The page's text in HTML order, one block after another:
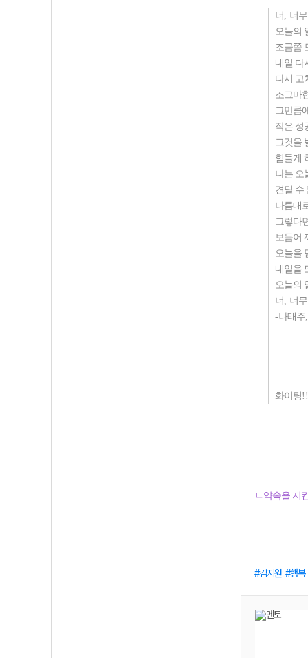
너
너
오늘의
조금쯤
내일 다
다시 고
조그마
그만큼
작은 성
그것을
힘들게
나는 오
견딜 수
나름대
그렇다
보듬어
오늘을
내일을
오늘의
너
너
-나태주
화이팅
ㄴ약속을 지
김지원 행복